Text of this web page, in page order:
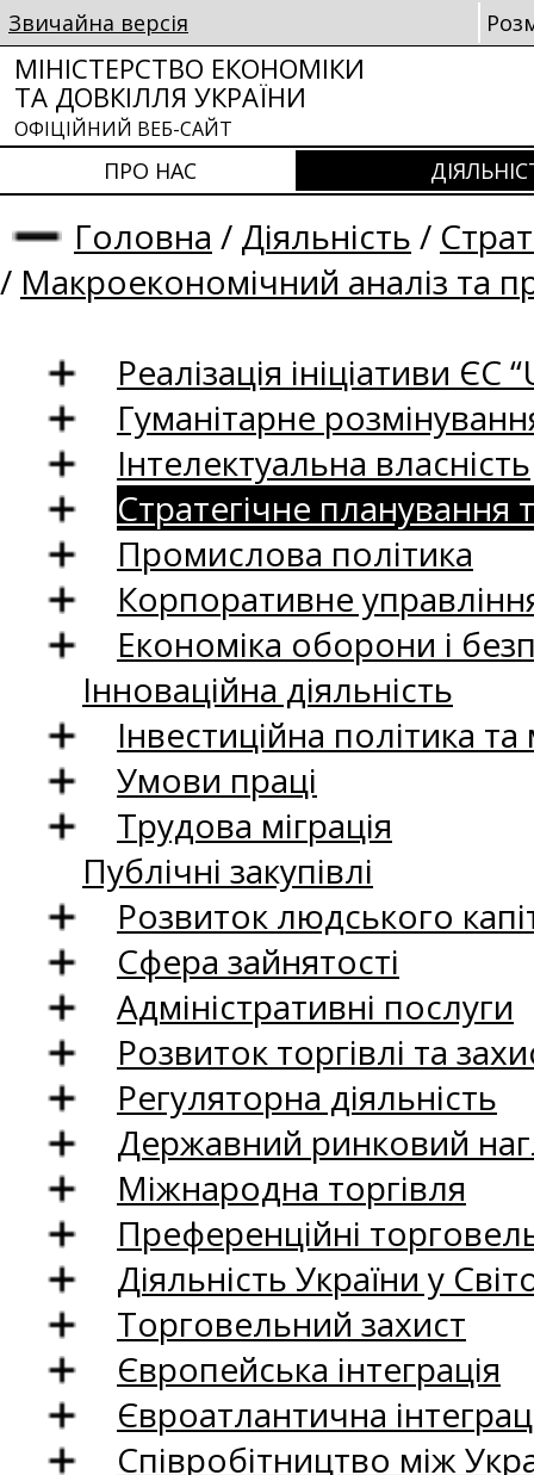
Звичайна версія
МІНІСТЕРСТВО ЕКОНОМІКИ
ТА ДОВКІЛЛЯ УКРАЇНИ
ОФІЦІЙНИЙ ВЕБ-САЙТ
ПРО НАС
Головна / Діяльність /
/ Макроекономічний аналіз та
Реалізація ініціативи ЄС
Гуманітарне
Інтелектуальна власність
Стратегічне
Промислова політика
Корпоративне
Економіка оборони і
Інноваційна діяльність
Інвестиційна політика
Умови праці
Трудова міграція
Публічні закупівлі
Розвиток людського
Сфера зайнятості
Адміністративні послуги
Розвиток торгівлі та
Регуляторна діяльність
Державний ринковий
Міжнародна торгівля
Преференційні
Діяльність України у
Торговельний захист
Європейська інтеграція
Євроатлантична
Співробітництво між